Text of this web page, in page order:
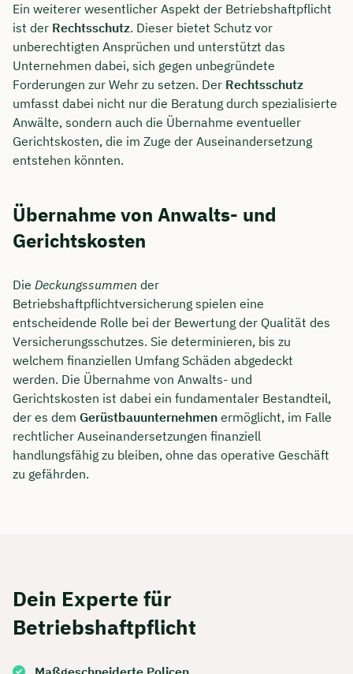
Ein weiterer wesentlicher Aspekt der Betriebshaftpflicht
ist der Rechtsschutz. Dieser bietet Schutz vor
unberechtigten Ansprüchen und unterstützt das
Unternehmen dabei, sich gegen unbegründete
Forderungen zur Wehr zu setzen. Der Rechtsschutz
umfasst dabei nicht nur die Beratung durch spezialisierte
Anwälte, sondern auch die Übernahme eventueller
Gerichtskosten, die im Zuge der Auseinandersetzung
entstehen könnten.
Übernahme von Anwalts- und
Gerichtskosten
Die Deckungssummen der
Betriebshaftpflichtversicherung spielen eine
entscheidende Rolle bei der Bewertung der Qualität des
Versicherungsschutzes. Sie determinieren, bis zu
welchem finanziellen Umfang Schäden abgedeckt
werden. Die Übernahme von Anwalts- und
Gerichtskosten ist dabei ein fundamentaler Bestandteil,
der es dem Gerüstbauunternehmen ermöglicht, im Falle
rechtlicher Auseinandersetzungen finanziell
handlungsfähig zu bleiben, ohne das operative Geschäft
zu gefährden.
Dein Experte für
Betriebshaftpflicht
Dauer: ca. 30 Minuten
Kostenfrei & unverbindlich
🗓️ Wählen Sie jetzt Ihren Wunschtermin:
Meeting buchen